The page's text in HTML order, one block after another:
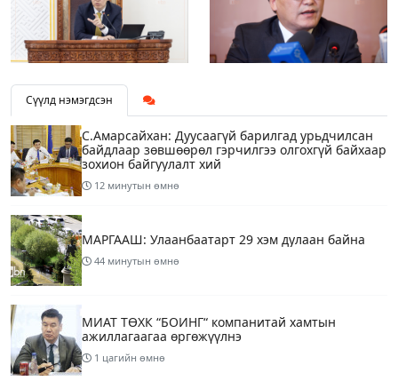
Сүүлд нэмэгдсэн
С.Амарсайхан: Дуусаагүй барилгад урьдчилсан
байдлаар зөвшөөрөл гэрчилгээ олгохгүй байхаар
зохион байгуулалт хий
12 минутын өмнө
МАРГААШ: Улаанбаатарт 29 хэм дулаан байна
44 минутын өмнө
МИАТ ТӨХК “БОИНГ“ компанитай хамтын
ажиллагаагаа өргөжүүлнэ
1 цагийн өмнө